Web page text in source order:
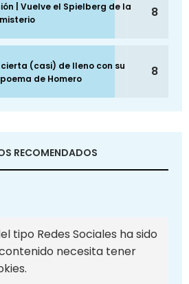
| Vuelve el Spielberg de la
8
(casi) de lleno con su
de Homero
8
RECOMENDADOS
tipo Redes Sociales ha sido
necesita tener